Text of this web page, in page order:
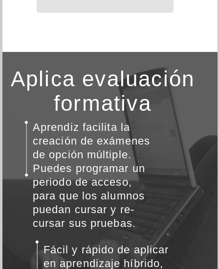
Aplica evaluación
formativa
Aprendiz facilita la
creación de exámenes
de opción múltiple.
Puedes programar un
periodo de acceso,
para que los alumnos
puedan cursar y re-
cursar sus pruebas.
Fácil y rápido de aplicar
en aprendizaje híbrido,